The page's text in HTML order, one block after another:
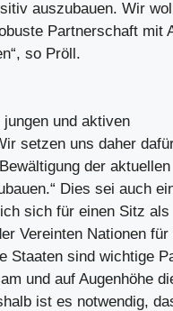
auszubauen. Wir
Partnerschaft mit
so Pröll.
und aktiven
setzen uns daher
der aktuellen
Dies sei auch
sich für einen Sitz als
Vereinten Nationen für
Staaten sind wichtige
und auf Augenhöhe
ist es notwendig,